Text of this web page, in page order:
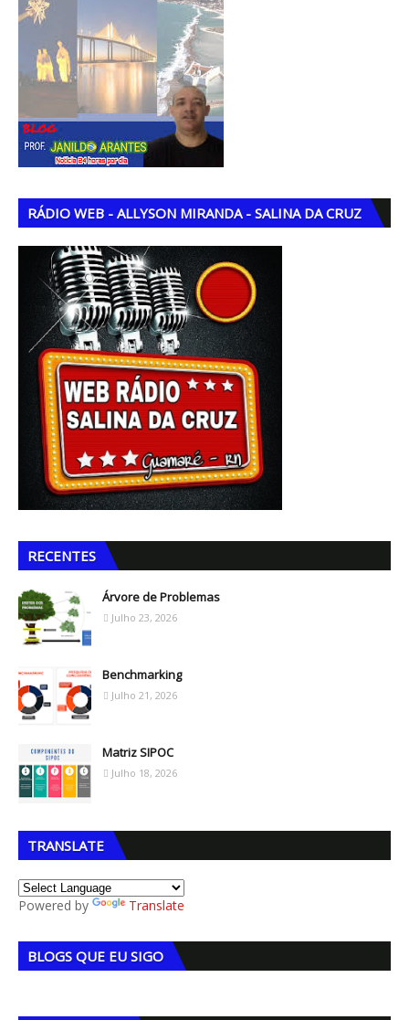
RÁDIO WEB - ALLYSON MIRANDA - SALINA DA CRUZ
RECENTES
Árvore de Problemas
Julho 23, 2026
Benchmarking
Julho 21, 2026
Matriz SIPOC
Julho 18, 2026
TRANSLATE
Powered by Translate
BLOGS QUE EU SIGO